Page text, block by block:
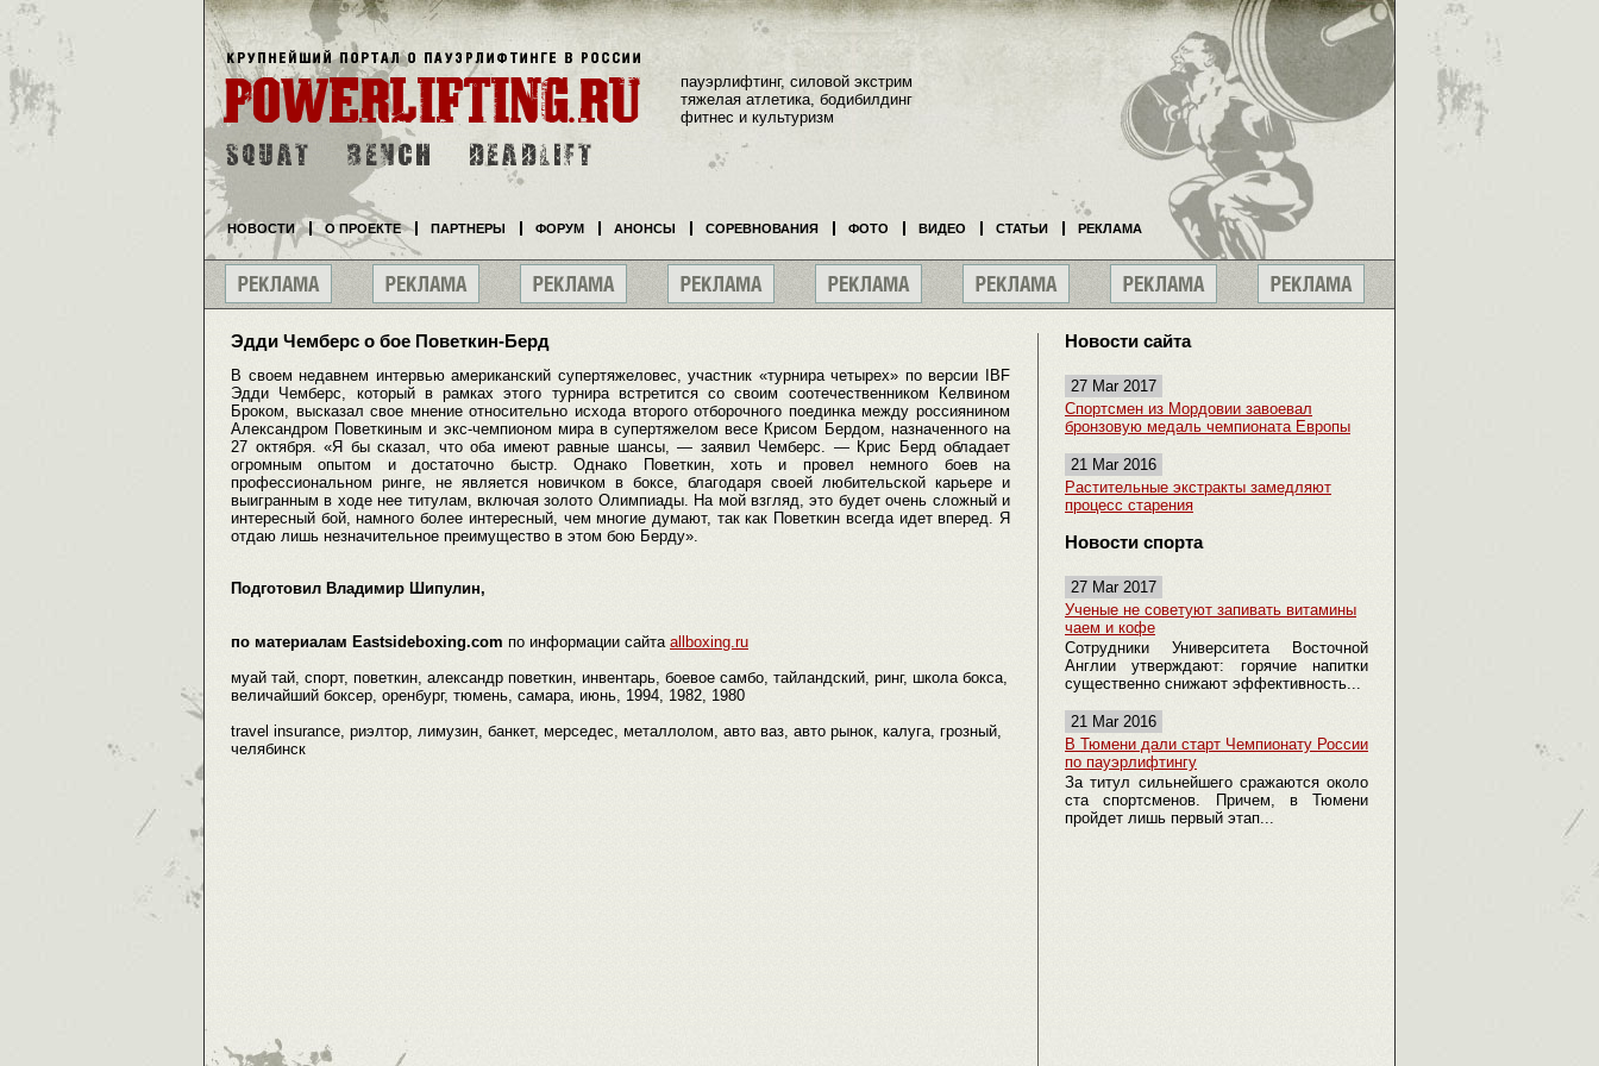
Эдди Чемберс о бое Поветкин-Берд
В своем недавнем интервью американский супертяжеловес, участник «турнира четырех» по версии IBF
Эдди Чемберс, который в рамках этого турнира встретится со своим соотечественником Келвином
Броком, высказал свое мнение относительно исхода второго отборочного поединка между россиянином
Александром Поветкиным и экс-чемпионом мира в супертяжелом весе Крисом Бердом, назначенного на
27 октября. «Я бы сказал, что оба имеют равные шансы, — заявил Чемберс. — Крис Берд обладает
огромным опытом и достаточно быстр. Однако Поветкин, хоть и провел немного боев на
профессиональном ринге, не является новичком в боксе, благодаря своей любительской карьере и
выигранным в ходе нее титулам, включая золото Олимпиады. На мой взгляд, это будет очень сложный и
интересный бой, намного более интересный, чем многие думают, так как Поветкин всегда идет вперед. Я
отдаю лишь незначительное преимущество в этом бою Берду».
Подготовил Владимир Шипулин,
по материалам Eastsideboxing.com по информации сайта allboxing.ru
муай тай, спорт, поветкин, александр поветкин, инвентарь, боевое самбо, тайландский, ринг, школа бокса,
величайший боксер, оренбург, тюмень, самара, июнь, 1994, 1982, 1980
travel insurance, риэлтор, лимузин, банкет, мерседес, металлолом, авто ваз, авто рынок, калуга, грозный,
челябинск
Новости сайта
27 Mar 2017
Спортсмен из Мордовии завоевал
бронзовую медаль чемпионата Европы
21 Mar 2016
Растительные экстракты замедляют
процесс старения
Новости спорта
27 Mar 2017
Ученые не советуют запивать витамины
чаем и кофе
Сотрудники Университета Восточной
Англии утверждают: горячие напитки
существенно снижают эффективность...
21 Mar 2016
В Тюмени дали старт Чемпионату России
по пауэрлифтингу
За титул сильнейшего сражаются около
ста спортсменов. Причем, в Тюмени
пройдет лишь первый этап...
пауэрлифтинг, силовой экстрим
тяжелая атлетика, бодибилдинг
фитнес и культуризм
НОВОСТИ О ПРОЕКТЕ ПАРТНЕРЫ ФОРУМ АНОНСЫ СОРЕВНОВАНИЯ ФОТО ВИДЕО СТАТЬИ РЕКЛАМА